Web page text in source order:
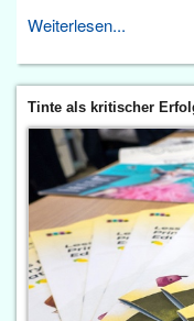
Weiterlesen...
Tinte als kritischer